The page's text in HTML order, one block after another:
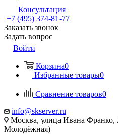
Консультация
+7 (495) 374-81-77
Заказать звонок
Задать вопрос
Войти
Корзина0
Избранные товары0
Сравнение товаров0
info@skserver.ru
Москва, улица Ивана Франко,
Молодёжная)